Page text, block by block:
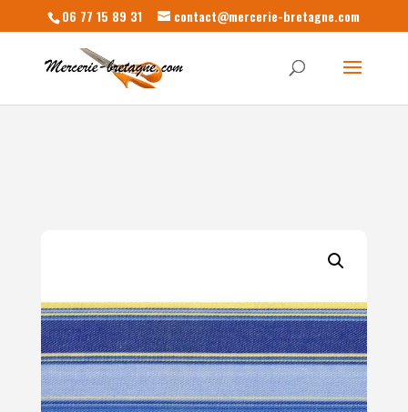
06 77 15 89 31 contact@mercerie-bretagne.com